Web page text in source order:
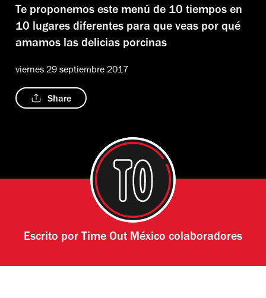
Te proponemos este menú de 10 tiempos en
10 lugares diferentes para que veas por qué
amamos las delicias porcinas
viernes 29 septiembre 2017
Share
Escrito por Time Out México colaboradores